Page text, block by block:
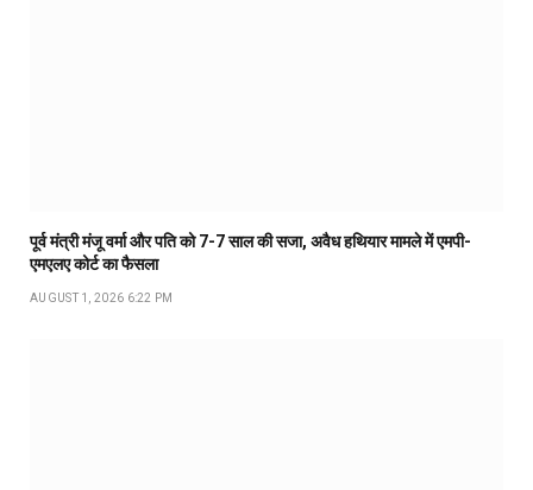
पूर्व मंत्री मंजू वर्मा और पति को 7-7 साल की सजा, अवैध हथियार मामले में एमपी-
एमएलए कोर्ट का फैसला
AUGUST 1, 2026 6:22 PM